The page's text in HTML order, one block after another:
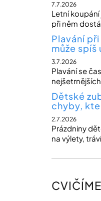
7.7.2026
Letní
při něm
Plavání
může
3.7.2026
Plavání se
Dětské
chyby,
2.7.2026
Prázdniny
na výlety,